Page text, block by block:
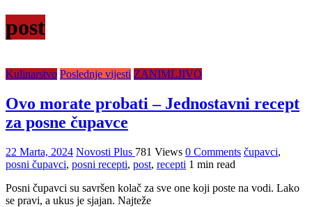
post
Kulinarstvo Poslednje vijesti ZANIMLJIVO
Ovo morate probati – Jednostavni recept
za posne čupavce
22 Marta, 2024 Novosti Plus 781 Views 0 Comments čupavci,
posni čupavci, posni recepti, post, recepti 1 min read
Posni čupavci su savršen kolač za sve one koji poste na vodi. Lako
se pravi, a ukus je sjajan. Najteže